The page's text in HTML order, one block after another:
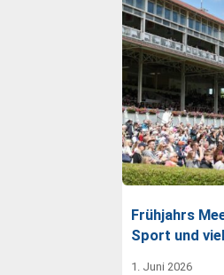
Frühjahrs
Sport und
1. Juni 2026